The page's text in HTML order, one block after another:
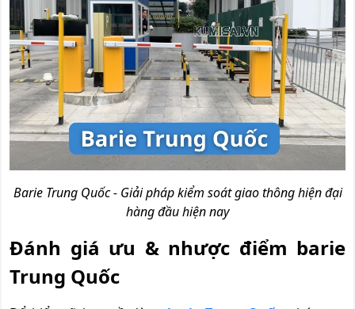
Barie Trung Quốc - Giải pháp kiểm soát giao thông hiện đại
hàng đầu hiện nay
Đánh giá ưu & nhược điểm barie
Trung Quốc